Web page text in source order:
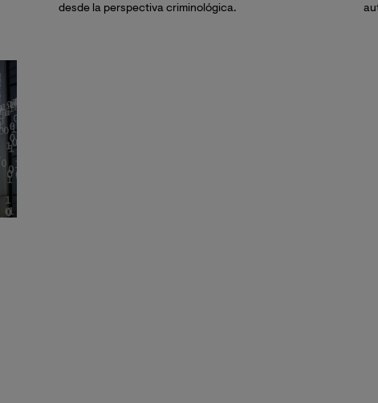
desde la perspectiva criminológica.